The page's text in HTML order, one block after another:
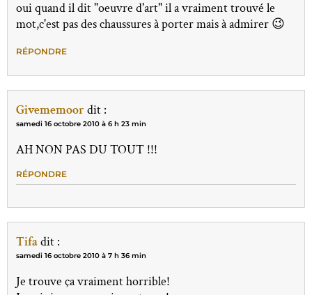
oui quand il dit "oeuvre d'art" il a vraiment trouvé le
mot,c'est pas des chaussures à porter mais à admirer 😉
RÉPONDRE
Givememoor dit :
samedi 16 octobre 2010 à 6 h 23 min
AH NON PAS DU TOUT !!!
RÉPONDRE
Tifadit :
samedi 16 octobre 2010 à 7 h 36 min
Je trouve ça vraiment horrible!